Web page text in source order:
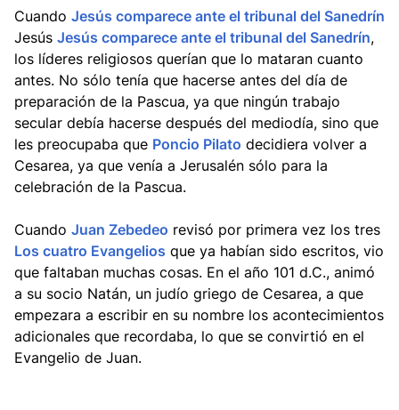
Cuando Jesús comparece ante el tribunal del Sanedrín
Jesús Jesús comparece ante el tribunal del Sanedrín,
los líderes religiosos querían que lo mataran cuanto
antes. No sólo tenía que hacerse antes del día de
preparación de la Pascua, ya que ningún trabajo
secular debía hacerse después del mediodía, sino que
les preocupaba que Poncio Pilato decidiera volver a
Cesarea, ya que venía a Jerusalén sólo para la
celebración de la Pascua.
Cuando Juan Zebedeo revisó por primera vez los tres
Los cuatro Evangelios que ya habían sido escritos, vio
que faltaban muchas cosas. En el año 101 d.C., animó
a su socio Natán, un judío griego de Cesarea, a que
empezara a escribir en su nombre los acontecimientos
adicionales que recordaba, lo que se convirtió en el
Evangelio de Juan.